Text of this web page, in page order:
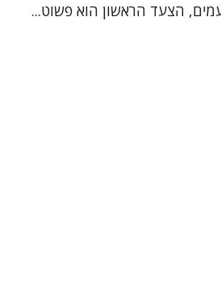
הצעד הראשון הוא פשוט...